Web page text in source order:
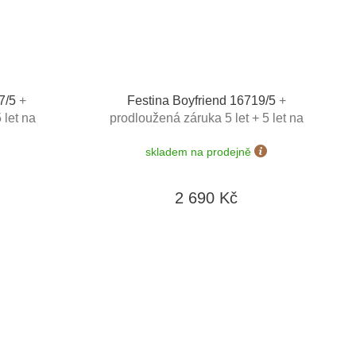
5 +
let na
Festina Boyfriend 16719/5 +
prodloužená záruka 5 let + 5 let na
výměny do 190 dní + zkrácení řemínku
skladem na prodejně
2 690 Kč